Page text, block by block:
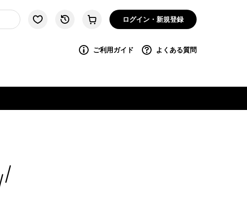
ログイン・新規登録
ご利用ガイド よくある質問